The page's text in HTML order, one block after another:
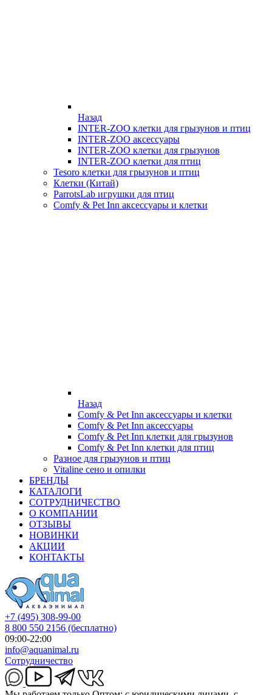
Назад
INTER-ZOO клетки для грызунов и птиц
INTER-ZOO аксессуары
INTER-ZOO клетки для грызунов
INTER-ZOO клетки для птиц
Tesoro клетки для грызунов и птиц
Клетки (Китай)
ParrotsLab игрушки для птиц
Comfy & Pet Inn аксессуары и клетки
Назад
Comfy & Pet Inn аксессуары и клетки
Comfy & Pet Inn аксессуары
Comfy & Pet Inn клетки для грызунов
Comfy & Pet Inn клетки для птиц
Разное для грызунов и птиц
Vitaline сено и опилки
БРЕНДЫ
КАТАЛОГИ
СОТРУДНИЧЕСТВО
О КОМПАНИИ
ОТЗЫВЫ
НОВИНКИ
АКЦИИ
КОНТАКТЫ
+7 (495) 308-99-00
8 800 550 2156 (бесплатно)
09:00-22:00
info@aquanimal.ru
Сотрудничество